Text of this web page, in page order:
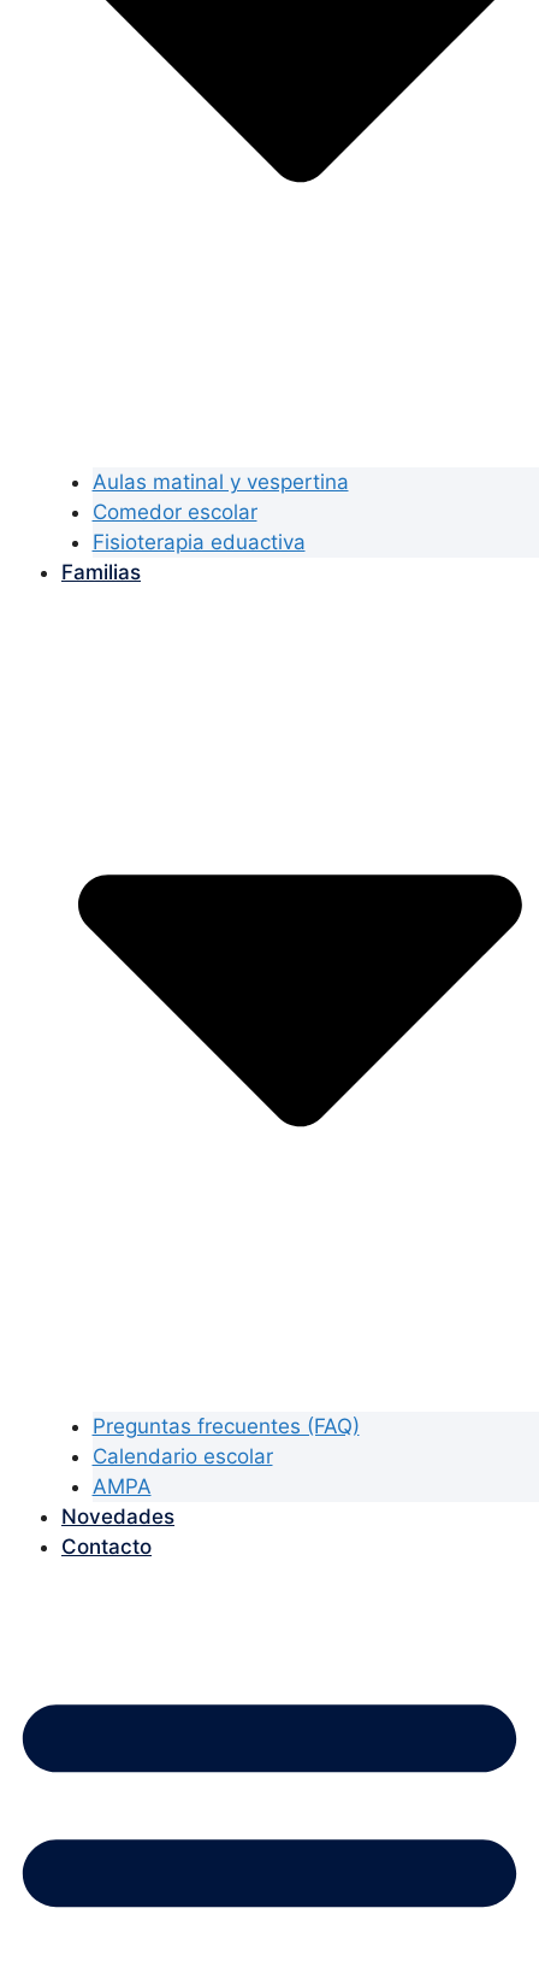
Aulas matinal y vespertina
Comedor escolar
Fisioterapia eduactiva
Familias
Preguntas frecuentes (FAQ)
Calendario escolar
AMPA
Novedades
Contacto